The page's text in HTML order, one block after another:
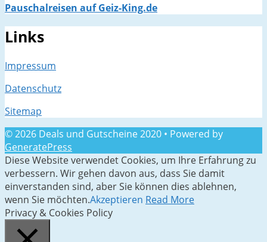
Pauschalreisen auf Geiz-King.de
Links
Impressum
Datenschutz
Sitemap
© 2026 Deals und Gutscheine 2020 • Powered by
GeneratePress
Diese Website verwendet Cookies, um Ihre Erfahrung zu
verbessern. Wir gehen davon aus, dass Sie damit
einverstanden sind, aber Sie können dies ablehnen,
wenn Sie möchten.Akzeptieren Read More
Privacy & Cookies Policy